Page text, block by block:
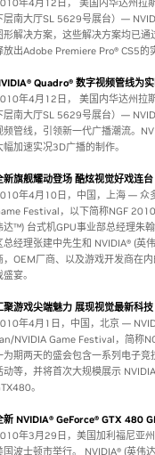
年4月12日， 美国内华达州拉
层南大厅SL 5629号展台）—
形解决方案，这些解决方案均已
放出Adobe Premiere Pro® CS5的
Quadro® 数字视频管线为
年4月12日， 美国内华达州拉
层南大厅SL 5629号展台）—
频管线，引领新一代广播潮流。
幅加速实况3D广播的制作。
新旗舰耀动登场 酷炫视觉好戏连台
年4月10日，中国，上海 — 众
Festival，以下简称NGF
达™) 台式机GPU事业部总经理朱
总经理张建中先生和 NVIDIA® (英
，OEM厂商、以及游戏开发商在
盛宴。
聚游戏尖端魅力 展现视觉最新科
年4月1日，中国，北京 —
NVIDIA Game Festival，简称
为期两天的盛会包含一系列电子
动等，并将首次大规模展示
。
新 NVIDIA® GeForce® GTX 480
年3月29日，美国加利福尼亚
国波士顿市举行。 NVIDIA® (英伟